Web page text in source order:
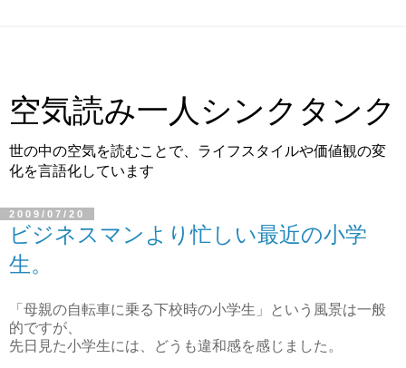
空気読み一人シンクタンク
世の中の空気を読むことで、ライフスタイルや価値観の変
化を言語化しています
2009/07/20
ビジネスマンより忙しい最近の小学
生。
「母親の自転車に乗る下校時の小学生」という風景は一般
的ですが、
先日見た小学生には、どうも違和感を感じました。